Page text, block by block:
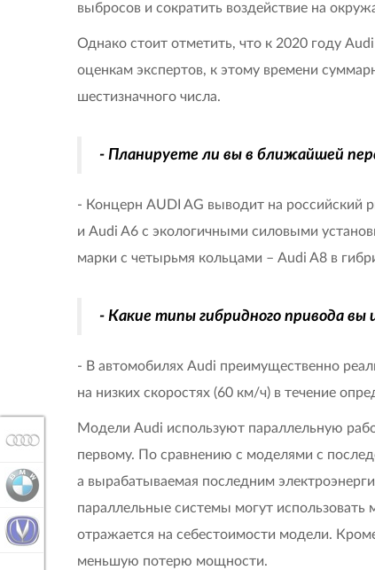
выбросов и сократить воздействие на
Однако стоит отметить, что к 2020 году
оценкам экспертов, к этому времени
шестизначного числа.
- Планируете ли вы в ближайшей
- Концерн AUDI AG выводит на российский
и Audi A6 с экологичными силовыми
марки с четырьмя кольцами – Audi A8 в
- Какие типы гибридного привода вы
- В автомобилях Audi преимущественно
на низких скоростях (60 км/ч) в течение
Модели Audi используют параллельную
первому. По сравнению с моделями с
а вырабатываемая последним
параллельные системы могут
отражается на себестоимости модели.
меньшую потерю мощности.
BMW
CHANGAN